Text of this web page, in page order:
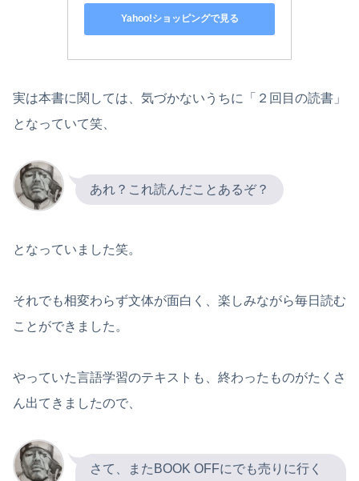
Yahoo!ショッピングで見る
実は本書に関しては、気づかないうちに「２回目の読書」
となっていて笑、
あれ？これ読んだことあるぞ？
となっていました笑。
それでも相変わらず文体が面白く、楽しみながら毎日読む
ことができました。
やっていた言語学習のテキストも、終わったものがたくさ
ん出てきましたので、
さて、またBOOK OFFにでも売りに行く